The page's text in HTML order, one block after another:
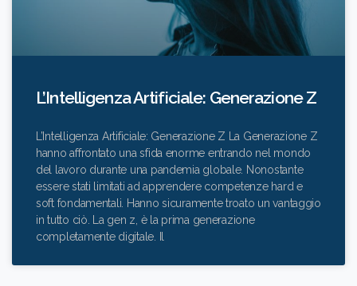
L’Intelligenza Artificiale: Generazione Z
L’Intelligenza Artificiale: Generazione Z La Generazione Z
hanno affrontato una sfida enorme entrando nel mondo
del lavoro durante una pandemia globale. Nonostante
essere stati limitati ad apprendere competenze hard e
soft fondamentali. Hanno sicuramente troato un vantaggio
in tutto ciò. La gen z, è la prima generazione
completamente digitale. Il